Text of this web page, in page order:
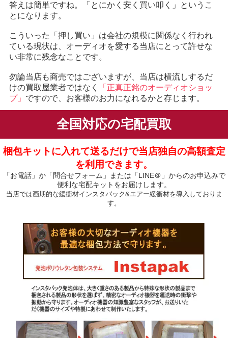
答えは簡単ですね。「とにかく安く買い叩く」というこ
とになります。
こういった「押し買い」は会社の規模に関係なく行われ
ている現状は、オーディオを愛する当店にとって許せな
い非常に残念なことです。
勿論当店も商売ではございますが、当店は横流しするだ
けの買取屋業者ではなく
「正真正銘のオーディオショッ
プ」 ですので、お客様のお力になれるかと存じます。
全国対応の宅配買取
梱包キットに入れて送るだけで当店独自の高額査定
を利用できます。
「お電話」か「問合せフォーム」または「LINE＠」からのお申込みで
便利な宅配キットをお届けします。
当店では画期的な緩衝材インスタパック&エアー緩衝材を導入しておりま
す。